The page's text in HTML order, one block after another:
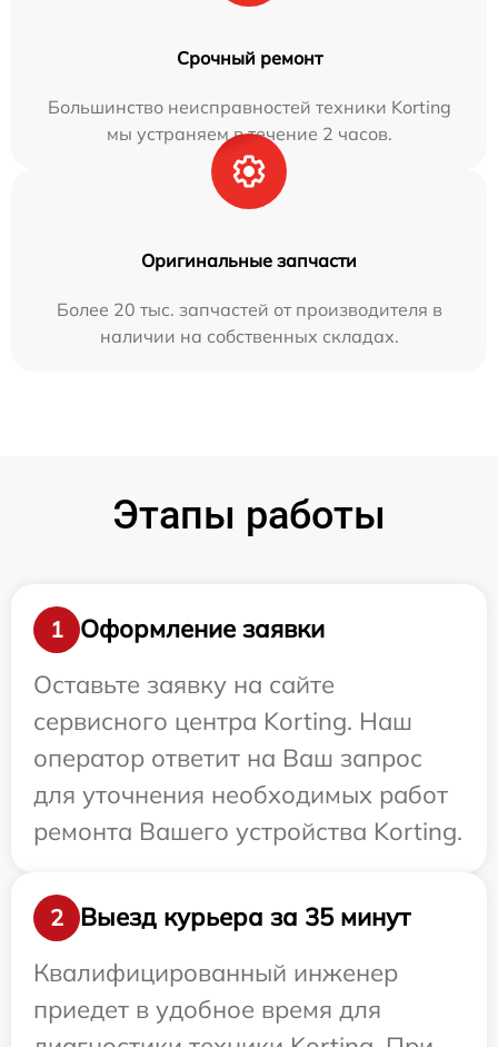
Срочный ремонт
Большинство неисправностей техники Korting
мы устраняем в течение 2 часов.
Оригинальные запчасти
Более 20 тыс. запчастей от производителя в
наличии на собственных складах.
Этапы работы
1
Оформление заявки
Оставьте заявку на сайте
сервисного центра Korting. Наш
оператор ответит на Ваш запрос
для уточнения необходимых работ
ремонта Вашего устройства Korting.
2
Выезд курьера за 35 минут
Квалифицированный инженер
приедет в удобное время для